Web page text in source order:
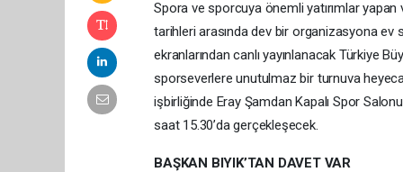
Spora ve sporcuya önemli yatırımlar
tarihleri arasında dev bir organizasyona ev
ekranlarından canlı yayınlanacak Türkiye
sporseverlere unutulmaz bir turnuva
işbirliğinde Eray Şamdan Kapalı Spor
saat 15.30’da gerçekleşecek.
BAŞKAN BIYIK’TAN DAVET VAR